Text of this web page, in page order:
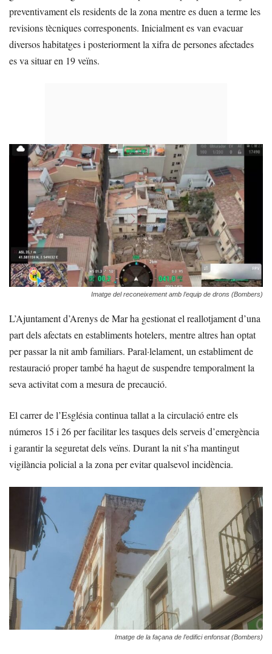
preventivament els residents de la zona mentre es duen a terme les
revisions tècniques corresponents. Inicialment es van evacuar
diversos habitatges i posteriorment la xifra de persones afectades
es va situar en 19 veïns.
Imatge del reconeixement amb l’equip de drons (Bombers)
L’Ajuntament d’Arenys de Mar ha gestionat el reallotjament d’una
part dels afectats en establiments hotelers, mentre altres han optat
per passar la nit amb familiars. Paral·lelament, un establiment de
restauració proper també ha hagut de suspendre temporalment la
seva activitat com a mesura de precaució.
El carrer de l’Església continua tallat a la circulació entre els
números 15 i 26 per facilitar les tasques dels serveis d’emergència
i garantir la seguretat dels veïns. Durant la nit s’ha mantingut
vigilància policial a la zona per evitar qualsevol incidència.
Imatge de la façana de l’edifici enfonsat (Bombers)